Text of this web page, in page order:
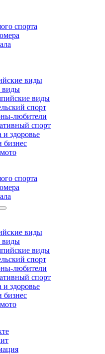
спорта
виды
виды
виды
спорт
любители
спорт
и здоровье
бизнес
спорта
виды
виды
виды
спорт
любители
спорт
и здоровье
бизнес